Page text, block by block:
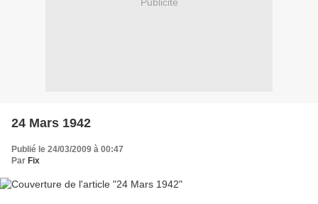
24 Mars 1942
Publié le 24/03/2009 à 00:47
Par Fix